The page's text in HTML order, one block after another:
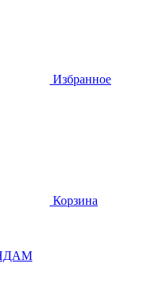
Избранное
Корзина